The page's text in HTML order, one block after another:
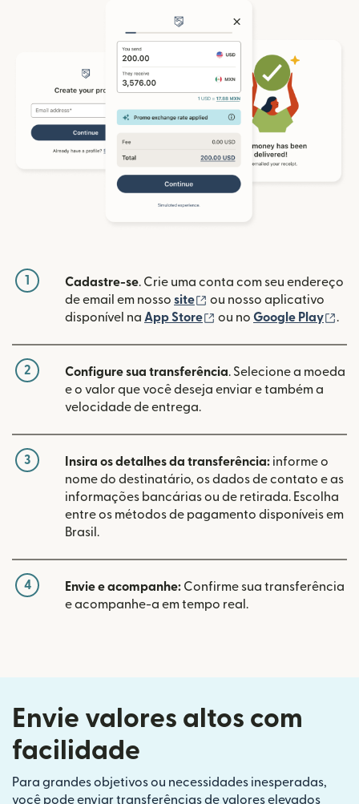
1 Cadastre-se. Crie uma conta com seu endereço
de email em nosso site (abre em uma nova
ou nosso aplicativo
disponível na App Store (abre em uma nova
ou no Google Play .
2 Configure sua transferência. Selecione a moeda
e o valor que você deseja enviar e também a
velocidade de entrega.
3 Insira os detalhes da transferência: informe o
nome do destinatário, os dados de contato e as
informações bancárias ou de retirada. Escolha
entre os métodos de pagamento disponíveis em
Brasil.
4 Envie e acompanhe: Confirme sua transferência
e acompanhe-a em tempo real.
Envie valores altos com
facilidade
Para grandes objetivos ou necessidades inesperadas,
você pode enviar transferências de valores elevados